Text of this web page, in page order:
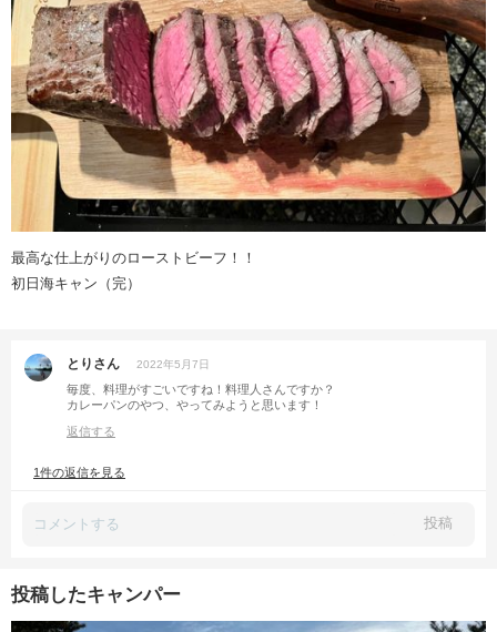
最高な仕上がりのローストビーフ！！
初日海キャン（完）
とりさん 2022年5月7日
毎度、料理がすごいですね！料理人さんですか？
カレーパンのやつ、やってみようと思います！
返信する
1件の返信を見る
投稿
投稿したキャンパー